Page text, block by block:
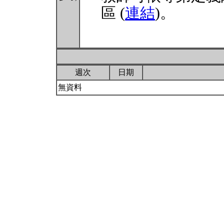
區 (連結)。
週次
日期
無資料